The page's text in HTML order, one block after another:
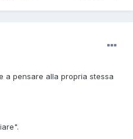
a pensare alla propria stessa